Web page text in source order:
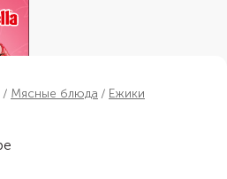
Мясные блюда
Ежики